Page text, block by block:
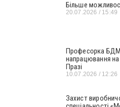
Більше
20.07.2026 15:49
Професорка
напрацювання на
Празі
10.07.2026 12:26
Захист